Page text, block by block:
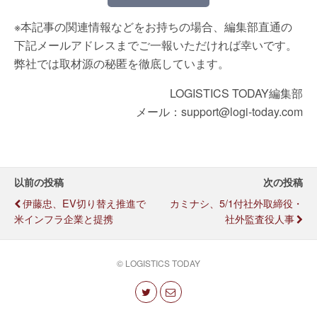
※本記事の関連情報などをお持ちの場合、編集部直通の
下記メールアドレスまでご一報いただければ幸いです。
弊社では取材源の秘匿を徹底しています。
LOGISTICS TODAY編集部
メール：support@logi-today.com
以前の投稿
伊藤忠、EV切り替え推進で
米インフラ企業と提携
次の投稿
カミナシ、5/1付社外取締役・
社外監査役人事
© LOGISTICS TODAY